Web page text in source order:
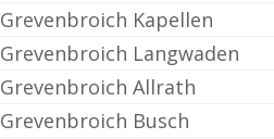
Grevenbroich Kapellen
Grevenbroich Langwaden
Grevenbroich Allrath
Grevenbroich Busch